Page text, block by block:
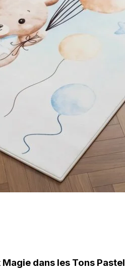
dans les Tons Pastel